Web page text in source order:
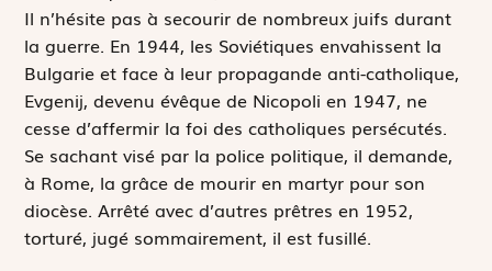
Il n’hésite pas à secourir de nombreux juifs durant
la guerre. En 1944, les Soviétiques envahissent la
Bulgarie et face à leur propagande anti-catholique,
Evgenij, devenu évêque de Nicopoli en 1947, ne
cesse d’affermir la foi des catholiques persécutés.
Se sachant visé par la police politique, il demande,
à Rome, la grâce de mourir en martyr pour son
diocèse. Arrêté avec d’autres prêtres en 1952,
torturé, jugé sommairement, il est fusillé.